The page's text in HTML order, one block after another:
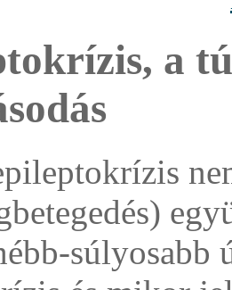
a
súlyosabb